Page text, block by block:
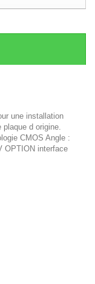
une installation
d origine.
CMOS Angle :
OPTION interface